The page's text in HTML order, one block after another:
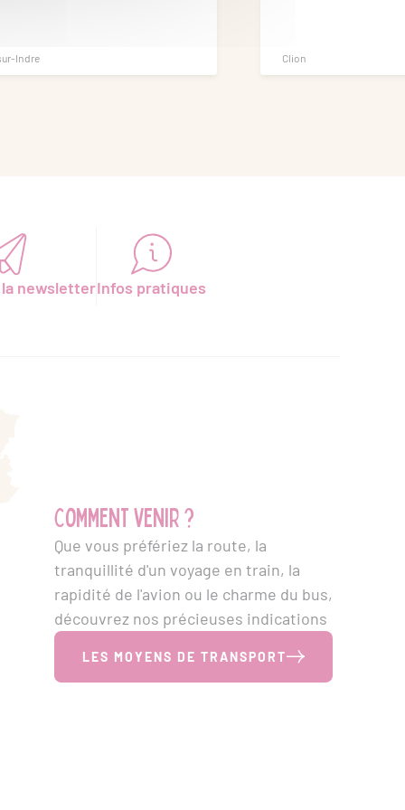
Indre Clion
newsletterInfos pratiques
Comment venir ?
Que vous préfériez la route, la
tranquillité d'un voyage en train, la
rapidité de l'avion ou le charme du bus,
découvrez nos précieuses indications
LES MOYENS DE TRANSPORT